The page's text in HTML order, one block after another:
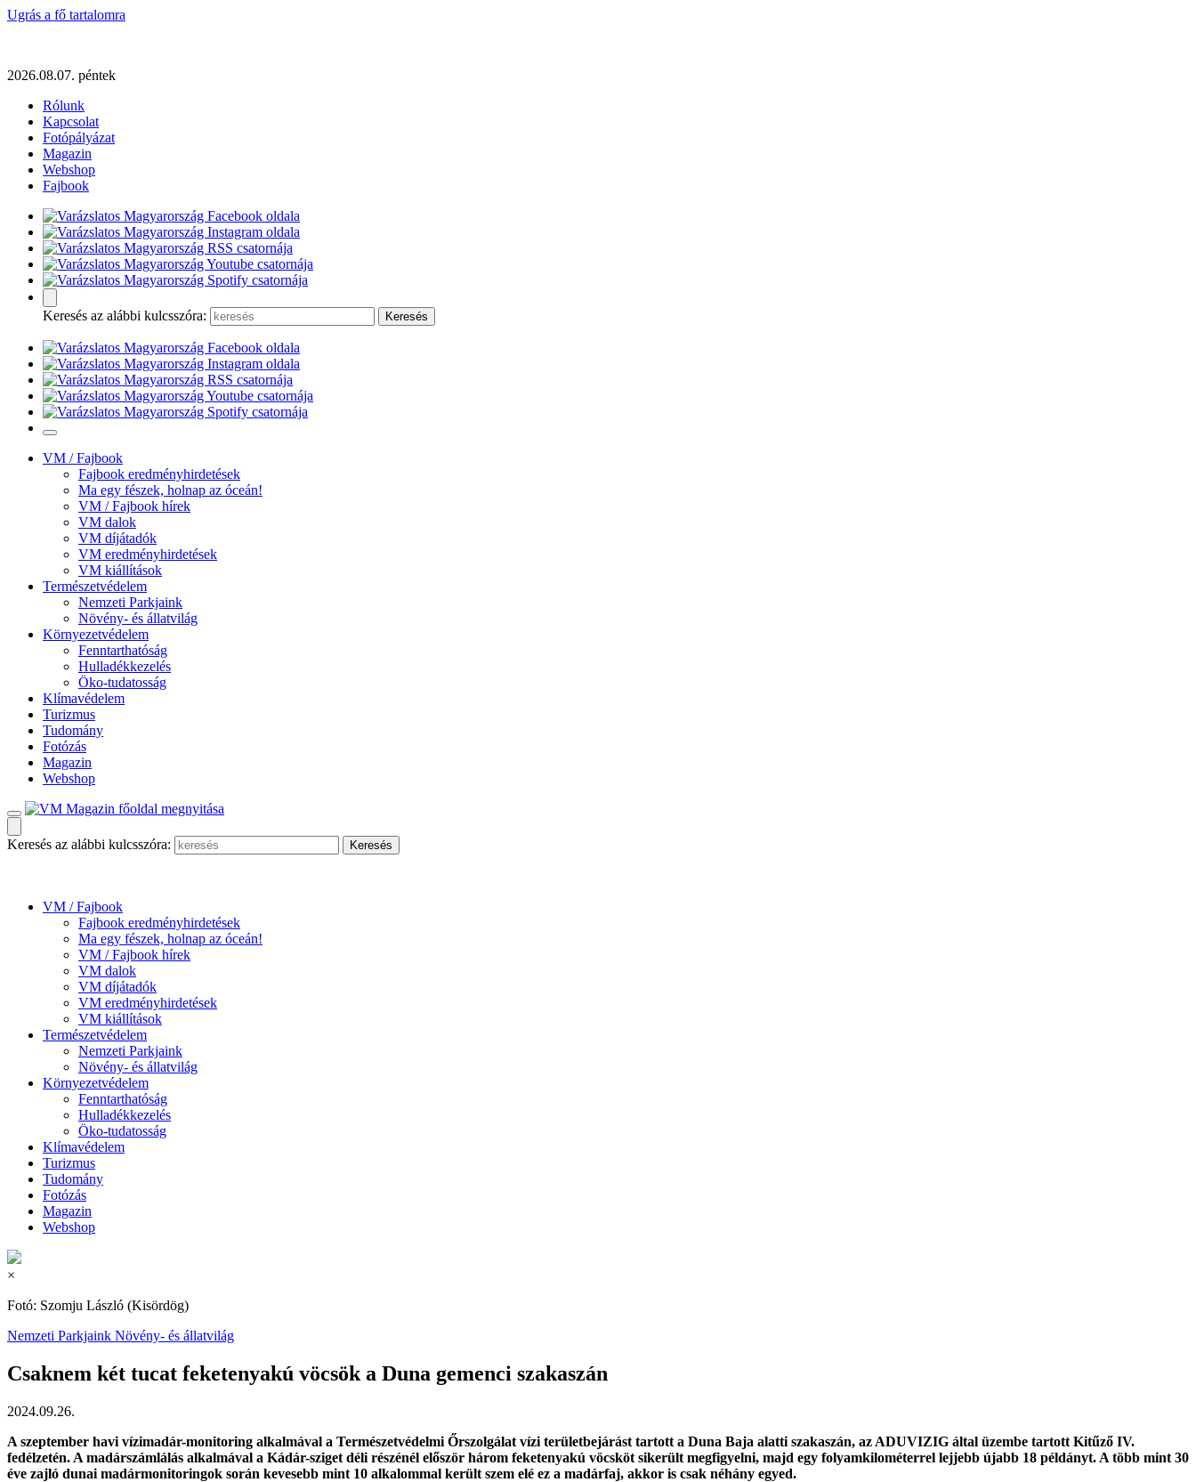
Ugrás a fő tartalomra
2026.08.07. péntek
Rólunk
Kapcsolat
Fotópályázat
Magazin
Webshop
Fajbook
Keresés az alábbi kulcsszóra:
VM / Fajbook
Fajbook eredményhirdetések
Ma egy fészek, holnap az óceán!
VM / Fajbook hírek
VM dalok
VM díjátadók
VM eredményhirdetések
VM kiállítások
Természetvédelem
Nemzeti Parkjaink
Növény- és állatvilág
Környezetvédelem
Fenntarthatóság
Hulladékkezelés
Öko-tudatosság
Klímavédelem
Turizmus
Tudomány
Fotózás
Magazin
Webshop
Keresés az alábbi kulcsszóra:
VM / Fajbook
Fajbook eredményhirdetések
Ma egy fészek, holnap az óceán!
VM / Fajbook hírek
VM dalok
VM díjátadók
VM eredményhirdetések
VM kiállítások
Természetvédelem
Nemzeti Parkjaink
Növény- és állatvilág
Környezetvédelem
Fenntarthatóság
Hulladékkezelés
Öko-tudatosság
Klímavédelem
Turizmus
Tudomány
Fotózás
Magazin
Webshop
×
Fotó: Szomju László (Kisördög)
Nemzeti Parkjaink Növény- és állatvilág
Csaknem két tucat feketenyakú vöcsök a Duna gemenci szakaszán
2024.09.26.
A szeptember havi vízimadár-monitoring alkalmával a Természetvédelmi Őrszolgálat vízi területbejárást tartott a Duna Baja alatti szakaszán, az ADUVIZIG által üzembe tartott Kitűző IV.
fedélzetén. A madárszámlálás alkalmával a Kádár-sziget déli részénél először három feketenyakú vöcsköt sikerült megfigyelni, majd egy folyamkilométerrel lejjebb újabb 18 példányt. A több mint 30
éve zajló dunai madármonitoringok során kevesebb mint 10 alkalommal került szem elé ez a madárfaj, akkor is csak néhány egyed.